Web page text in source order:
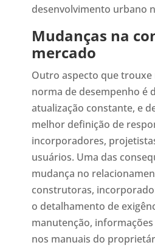
desenvolvimento urbano
Mudanças na
mercado
Outro aspecto que trouxe
norma de desempenho é
atualização constante, e
melhor definição de
incorporadores,
usuários. Uma das
mudança no
construtoras,
o detalhamento de
manutenção,
nos manuais do